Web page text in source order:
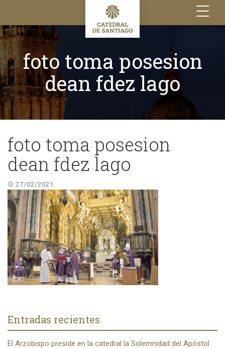
Toggle
navigation
foto toma posesion
dean fdez lago
foto toma posesion
dean fdez lago
27/02/2021
Entradas recientes
El Arzobispo preside en la catedral la Solemnidad del Apóstol